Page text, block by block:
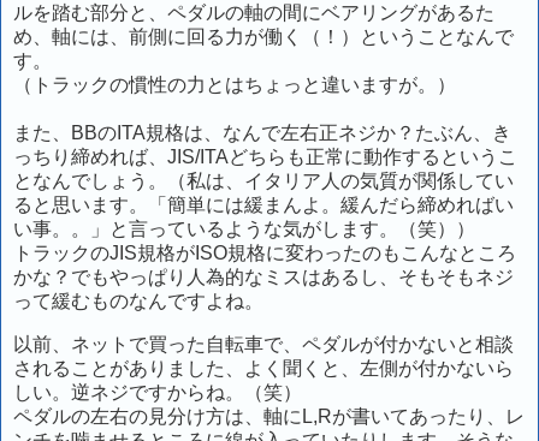
ルを踏む部分と、ペダルの軸の間にベアリングがあるた
め、軸には、前側に回る力が働く（！）ということなんで
す。
（トラックの慣性の力とはちょっと違いますが。）
また、BBのITA規格は、なんで左右正ネジか？たぶん、き
っちり締めれば、JIS/ITAどちらも正常に動作するというこ
となんでしょう。（私は、イタリア人の気質が関係してい
ると思います。「簡単には緩まんよ。緩んだら締めればい
い事。。」と言っているような気がします。（笑））
トラックのJIS規格がISO規格に変わったのもこんなところ
かな？でもやっぱり人為的なミスはあるし、そもそもネジ
って緩むものなんですよね。
以前、ネットで買った自転車で、ペダルが付かないと相談
されることがありました、よく聞くと、左側が付かないら
しい。逆ネジですからね。（笑）
ペダルの左右の見分け方は、軸にL,Rが書いてあったり、レ